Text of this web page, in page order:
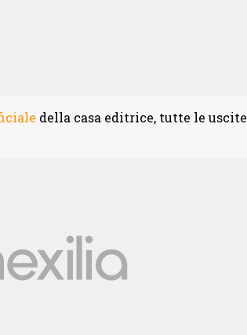
della casa editrice, tutte le